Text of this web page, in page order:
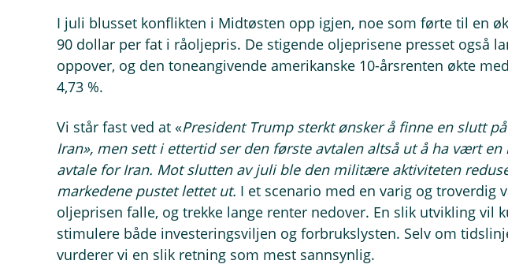
I juli blusset konflikten i Midtøsten opp igjen, noe som førte til en
90 dollar per fat i råoljepris. De stigende oljeprisene presset også
oppover, og den toneangivende amerikanske 10-årsrenten økte
4,73 %.
Vi står fast ved at «President Trump sterkt ønsker å finne en slutt
Iran», men sett i ettertid ser den første avtalen altså ut å ha vært
avtale for Iran. Mot slutten av juli ble den militære aktiviteten
markedene pustet lettet ut. I et scenario med en varig og troverdig
oljeprisen falle, og trekke lange renter nedover. En slik utvikling vil
stimulere både investeringsviljen og forbrukslysten. Selv om
vurderer vi en slik retning som mest sannsynlig.